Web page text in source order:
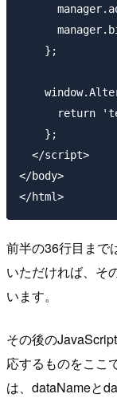
    };
return
    };
  </script>
</body>
前半の36行目まで
いただければ、そ
います。
その後の
応するものをここ
は、dataNameと